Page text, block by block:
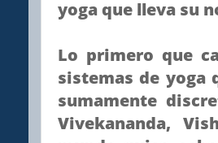
yoga que lleva su
Lo primero que
sistemas de yoga
sumamente
Vivekananda,